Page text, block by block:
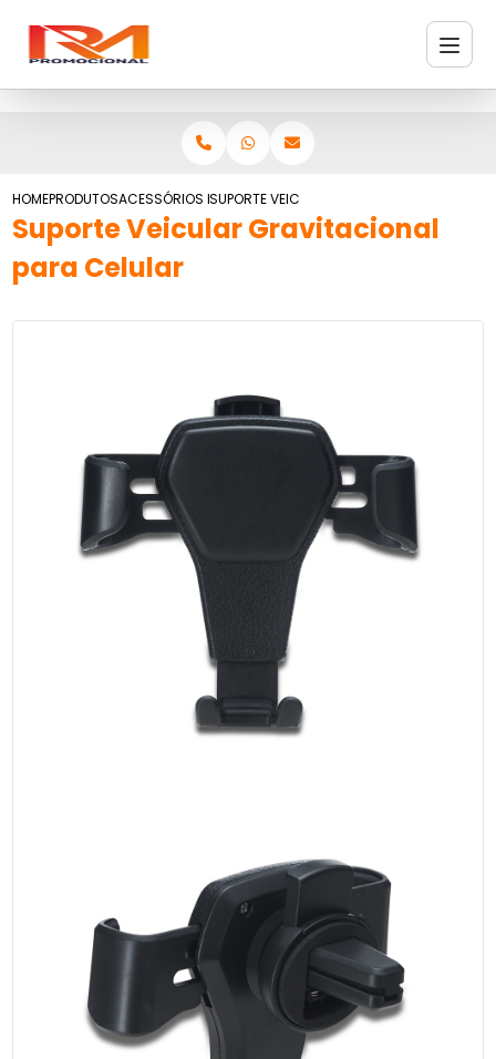
HOMEPRODUTOSACESSÓRIOS PARA CARROSSUPORTE VEICULAR GRAVITACIONAL PARA
Suporte Veicular Gravitacional
para Celular